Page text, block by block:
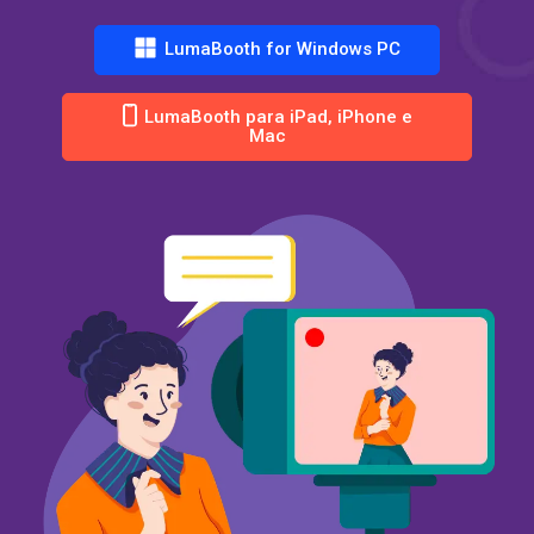
LumaBooth for Windows PC
LumaBooth para iPad, iPhone e
Mac